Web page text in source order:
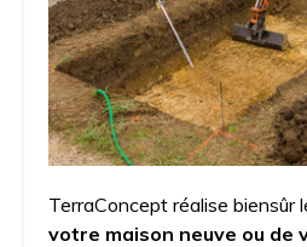
TerraConcept réalise biensûr
votre maison neuve ou de